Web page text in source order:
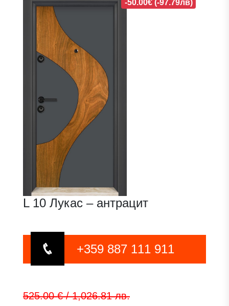
-50.00€ (-97.79лв)
L 10 Лукас – антрацит
+359 887 111 911
525.00 € / 1,026.81 лв.